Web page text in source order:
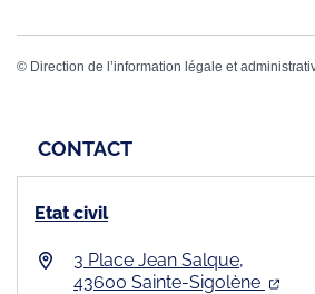
© Direction de l’information légale et
CONTACT
Etat civil
3 Place Jean Salque,
43600 Sainte-Sigolène